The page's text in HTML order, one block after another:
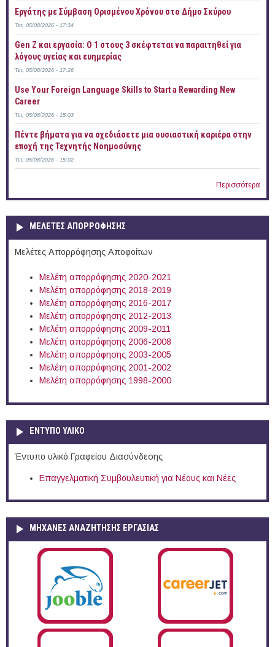
Εργάτης με Σύμβαση Ορισμένου Χρόνου στο Δήμο Σκύρου
Τετ, 05/08/2026 - 17:34
Gen Z και εργασία: Ο 1 στους 3 σκέφτεται να παραιτηθεί για
λόγους υγείας και ευημερίας
Τετ, 05/08/2026 - 17:26
Use Your Foreign Language Skills to Start a Rewarding New
Career
Τετ, 05/08/2026 - 15:03
Πέντε βήματα για να σχεδιάσετε μια ουσιαστική καριέρα στην
εποχή της Τεχνητής Νοημοσύνης
Τετ, 05/08/2026 - 15:02
Περισσότερα
ΜΕΛΕΤΕΣ ΑΠΟΡΡΟΦΗΣΗΣ
Μελέτες Απορρόφησης Αποφοίτων
Μελέτη απορρόφησης 2020-2021
Μελέτη απορρόφησης 2018-2019
Μελέτη απορρόφησης 2016-2017
Μελέτη απορρόφησης 2012-2013
Μελέτη απορρόφησης 2009-2011
Μελέτη απορρόφησης 2006-2008
Μελέτη απορρόφησης 2003-2005
Μελέτη απορρόφησης 2001-2002
Μελέτη απορρόφησης 1998-2000
ΕΝΤΥΠΟ ΥΛΙΚΟ
Έντυπο υλικό Γραφείου Διασύνδεσης
Επαγγελματική Συμβουλευτική για Νέους και Νέες
ΜΗΧΑΝΕΣ ΑΝΑΖΗΤΗΣΗΣ ΕΡΓΑΣΙΑΣ